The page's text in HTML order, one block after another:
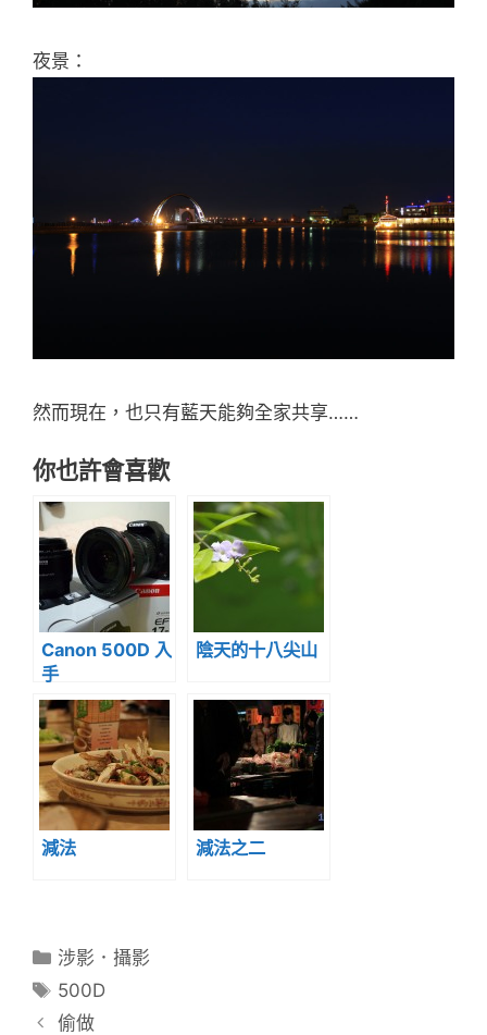
夜景：
然而現在，也只有藍天能夠全家共享……
你也許會喜歡
Canon 500D 入
手
陰天的十八尖山
減法 減法之二
分
類
涉影．攝影
標
籤
500D
偷做